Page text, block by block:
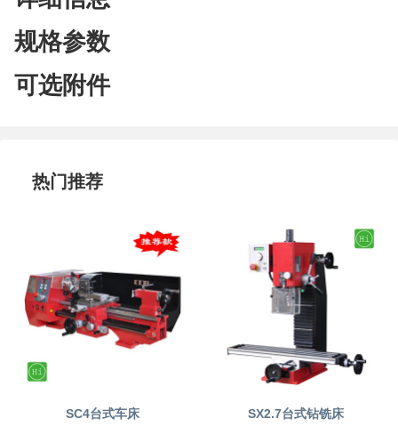
规格参数
可选附件
热门推荐
SC4台式车床 SX2.7台式钻铣床